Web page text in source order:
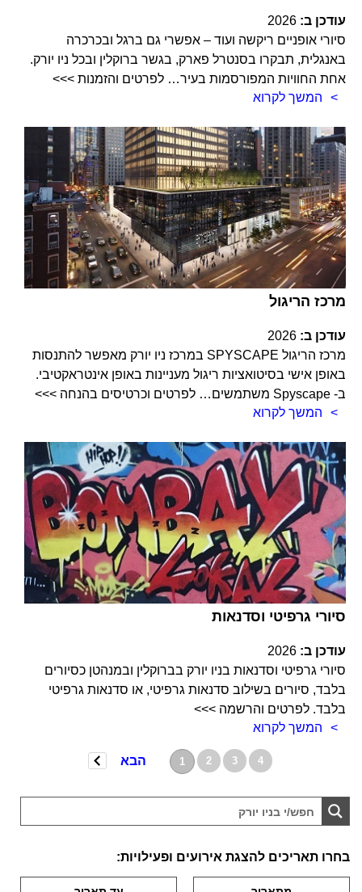
עודכן ב: 2026
סיורי אופניים ריקשה ועוד – אפשרי גם ברגל ובכרכרה
באנגלית, תבקרו בסנטרל פארק, בגשר ברוקלין ובכל ניו יורק.
אחת החוויות המפורסמות בעיר… לפרטים והזמנות >>>
המשך לקרוא
מרכז הריגול
עודכן ב: 2026
מרכז הריגול SPYSCAPE במרכז ניו יורק מאפשר להתנסות
באופן אישי בסיטואציות ריגול מעניינות באופן אינטראקטיבי.
ב- Spyscape משתמשים… לפרטים וכרטיסים בהנחה >>>
המשך לקרוא
סיורי גרפיטי וסדנאות
עודכן ב: 2026
סיורי גרפיטי וסדנאות בניו יורק בברוקלין ובמנהטן כסיורים
בלבד, סיורים בשילוב סדנאות גרפיטי, או סדנאות גרפיטי
בלבד. לפרטים והרשמה >>>
המשך לקרוא
1 2 3 4 הבא
בחרו תאריכים להצגת אירועים ופעילויות: